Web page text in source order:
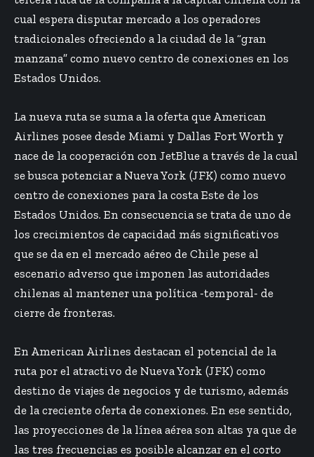
cual espera disputar mercado a los operadores
tradicionales ofreciendo a la ciudad de la “gran
manzana” como nuevo centro de conexiones en los
Estados Unidos.
La nueva ruta se suma a la oferta que American
Airlines posee desde Miami y Dallas Fort Worth y
nace de la cooperación con JetBlue a través de la cual
se busca potenciar a Nueva York (JFK) como nuevo
centro de conexiones para la costa Este de los
Estados Unidos. En consecuencia se trata de uno de
los crecimientos de capacidad más significativos
que se da en el mercado aéreo de Chile pese al
escenario adverso que imponen las autoridades
chilenas al mantener una política -temporal- de
cierre de fronteras.
En American Airlines destacan el potencial de la
ruta por el atractivo de Nueva York (JFK) como
destino de viajes de negocios y de turismo, además
de la creciente oferta de conexiones. En ese sentido,
las proyecciones de la línea aérea son altas ya que de
las tres frecuencias es posible alcanzar en el corto